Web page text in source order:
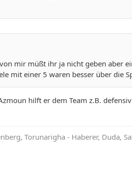
mir müßt ihr ja nicht geben aber
mit einer 5 waren besser über die
hilft er dem Team z.B.
Torunarigha - Haberer, Duda,